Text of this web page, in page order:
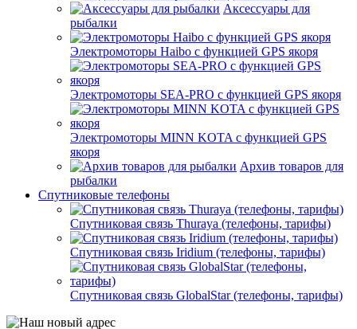
Аксессуары для
рыбалки
Электромоторы Haibo с функцией GPS якоря
Электромоторы SEA-PRO с функцией GPS якоря
Электромоторы MINN KOTA с функцией GPS
якоря
Архив товаров для
рыбалки
Спутниковые телефоны
Спутниковая связь Thuraya (телефоны, тарифы)
Спутниковая связь Iridium (телефоны, тарифы)
Спутниковая связь GlobalStar (телефоны, тарифы)